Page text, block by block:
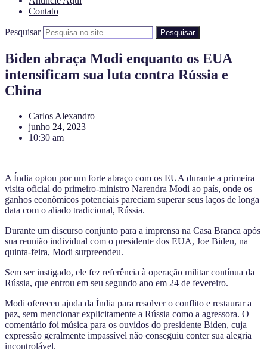
Contato
Pesquisar Pesquisar
Biden abraça Modi enquanto os EUA
intensificam sua luta contra Rússia e
China
Carlos Alexandro
junho 24, 2023
10:30 am
A Índia optou por um forte abraço com os EUA durante a primeira
visita oficial do primeiro-ministro Narendra Modi ao país, onde os
ganhos econômicos potenciais pareciam superar seus laços de longa
data com o aliado tradicional, Rússia.
Durante um discurso conjunto para a imprensa na Casa Branca após
sua reunião individual com o presidente dos EUA, Joe Biden, na
quinta-feira, Modi surpreendeu.
Sem ser instigado, ele fez referência à operação militar contínua da
Rússia, que entrou em seu segundo ano em 24 de fevereiro.
Modi ofereceu ajuda da Índia para resolver o conflito e restaurar a
paz, sem mencionar explicitamente a Rússia como a agressora. O
comentário foi música para os ouvidos do presidente Biden, cuja
expressão geralmente impassível não conseguiu conter sua alegria
incontrolável.